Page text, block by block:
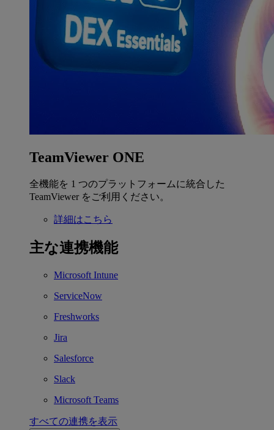
TeamViewer ONE
全機能を 1 つのプラットフォームに統合した
TeamViewer をご利用ください。
詳細はこちら
主な連携機能
Microsoft Intune
ServiceNow
Freshworks
Jira
Salesforce
Slack
Microsoft Teams
すべての連携を表示